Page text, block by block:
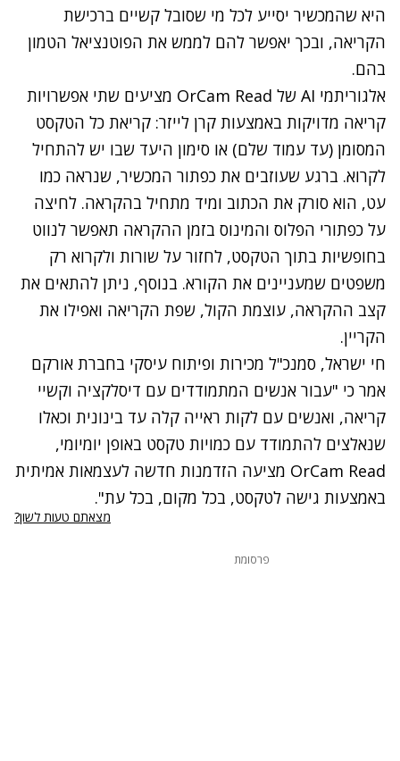
היא שהמכשיר יסייע לכל מי שסובל קשיים ברכישת
הקריאה, ובכך יאפשר להם לממש את הפוטנציאל הטמון
בהם.
נסה שוב
אלגוריתמי AI של OrCam Read מציעים שתי אפשרויות
קריאה מדויקות באמצעות קרן לייזר: קריאת כל הטקסט
המסומן (עד עמוד שלם) או סימון היעד שבו יש להתחיל
לקרוא. ברגע שעוזבים את כפתור המכשיר, שנראה כמו
עט, הוא סורק את הכתוב ומיד מתחיל בהקראה. לחיצה
על כפתורי הפלוס והמינוס בזמן ההקראה תאפשר לנווט
בחופשיות בתוך הטקסט, לחזור על שורות ולקרוא רק
משפטים שמעניינים את הקורא. בנוסף, ניתן להתאים את
קצב ההקראה, עוצמת הקול, שפת הקריאה ואפילו את
הקריין.
חי ישראל, סמנכ"ל מכירות ופיתוח עיסקי בחברת אורקם
אמר כי "עבור אנשים המתמודדים עם דיסלקציה וקשיי
קריאה, ואנשים עם לקות ראייה קלה עד בינונית וכאלו
שנאלצים להתמודד עם כמויות טקסט באופן יומיומי,
OrCam Read מציעה הזדמנות חדשה לעצמאות אמיתית
באמצעות גישה לטקסט, בכל מקום, בכל עת".
מצאתם טעות לשון?
פרסומת